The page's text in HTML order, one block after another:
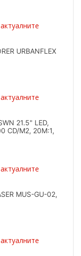
URBANFLEX
21.5" LED,
CD/M2, 20M:1,
MUS-GU-02,